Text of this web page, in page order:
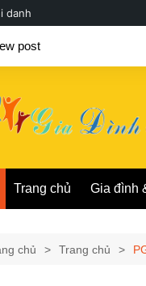
danh
post
Trang chủ Gia đình
chủ Trang chủ